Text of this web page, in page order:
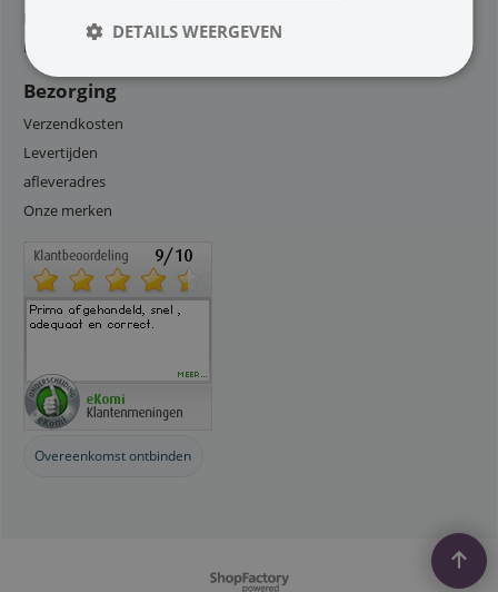
Privacy
Bestel procedure
Bezorging
Verzendkosten
Levertijden
afleveradres
Onze merken
Overeenkomst ontbinden
Webwinkel gemaakt met
ShopFactory webwinkel
DETAILS WEERGEVEN